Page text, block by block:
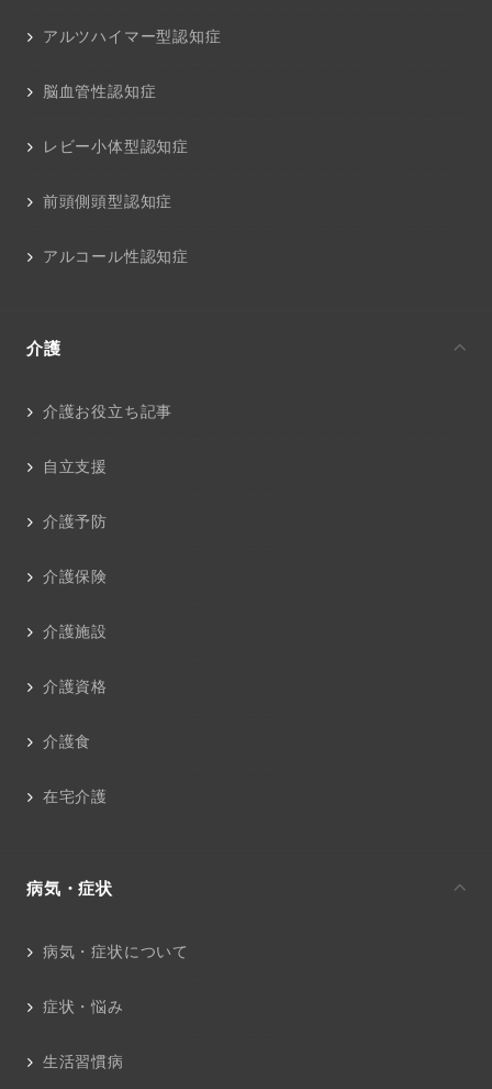
アルツハイマー型認知症
脳血管性認知症
レビー小体型認知症
前頭側頭型認知症
アルコール性認知症
介護
介護お役立ち記事
自立支援
介護予防
介護保険
介護施設
介護資格
介護食
在宅介護
病気・症状
病気・症状について
症状・悩み
生活習慣病